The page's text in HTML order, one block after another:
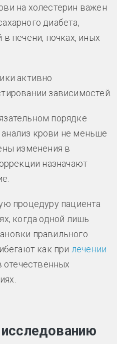
на холестерин важен
диабета,
в печени, почках, иных
активно
зависимостей.
порядке
крови не меньше
изменения в
назначают
процедуру пациента
когда одной лишь
правильного
как при лечении
отечественных